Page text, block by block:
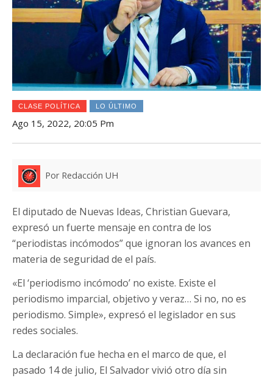
CLASE POLÍTICA LO ÚLTIMO
Ago 15, 2022, 20:05 Pm
Por Redacción UH
El diputado de Nuevas Ideas, Christian Guevara,
expresó un fuerte mensaje en contra de los
“periodistas incómodos” que ignoran los avances en
materia de seguridad de el país.
«El ‘periodismo incómodo’ no existe. Existe el
periodismo imparcial, objetivo y veraz… Si no, no es
periodismo. Simple», expresó el legislador en sus
redes sociales.
La declaración fue hecha en el marco de que, el
pasado 14 de julio, El Salvador vivió otro día sin